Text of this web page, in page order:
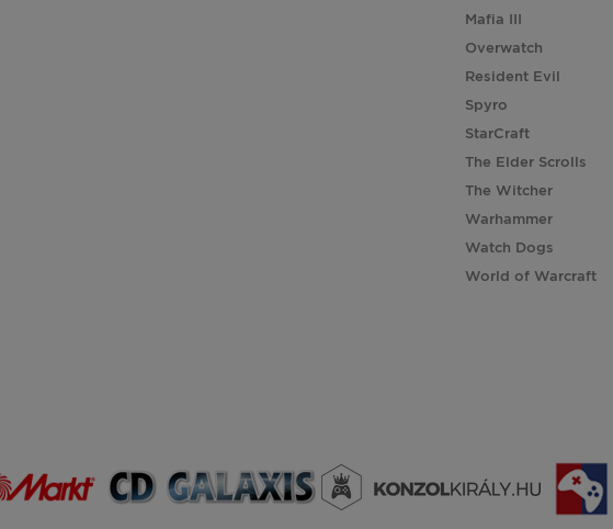
Mafia III
Overwatch
Resident Evil
Spyro
StarCraft
The Elder Scrolls
The Witcher
Warhammer
Watch Dogs
World of Warcraft